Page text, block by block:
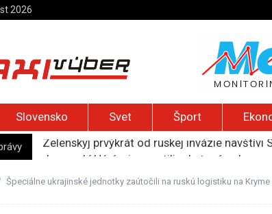
2026
Slovensko Svet Šport
Zelenskyj prvýkrát od ruskej invázie navštívi
Jemenskí Húsíovia spustili raketové a
Irán pohrozil susedom, že „zhasne celý
Špeciálne ukrajinské jednotky zaútočili na ruskú logistiku na Kryme